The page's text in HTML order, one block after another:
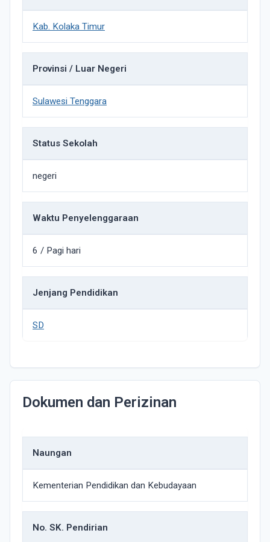
Kab. Kolaka Timur
Provinsi / Luar Negeri
Sulawesi Tenggara
Status Sekolah
negeri
Waktu Penyelenggaraan
6 / Pagi hari
Jenjang Pendidikan
SD
Dokumen dan Perizinan
Naungan
Kementerian Pendidikan dan Kebudayaan
No. SK. Pendirian